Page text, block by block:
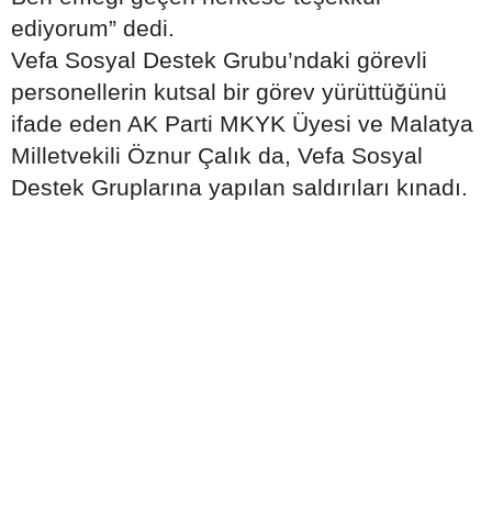
ediyorum” dedi.
Vefa Sosyal Destek Grubu’ndaki görevli
personellerin kutsal bir görev yürüttüğünü
ifade eden AK Parti MKYK Üyesi ve Malatya
Milletvekili Öznur Çalık da, Vefa Sosyal
Destek Gruplarına yapılan saldırıları kınadı.